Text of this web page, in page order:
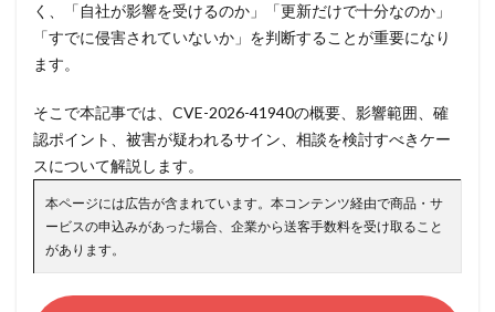
く、「自社が影響を受けるのか」「更新だけで十分なのか」
「すでに侵害されていないか」を判断することが重要になり
ます。
そこで本記事では、CVE-2026-41940の概要、影響範囲、確
認ポイント、被害が疑われるサイン、相談を検討すべきケー
スについて解説します。
本ページには広告が含まれています。本コンテンツ経由で商品・サ
ービスの申込みがあった場合、企業から送客手数料を受け取ること
があります。